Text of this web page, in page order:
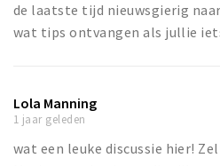
de laatste tijd nieuwsgierig
wat tips ontvangen als jullie
Lola Manning
1 jaar geleden
wat een leuke discussie hier!